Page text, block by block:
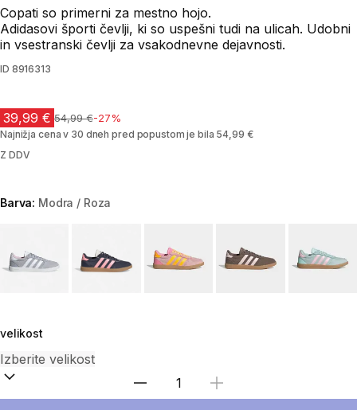
Copati so primerni za mestno hojo.
Adidasovi športi čevlji, ki so uspešni tudi na ulicah. Udobni
in vsestranski čevlji za vsakodnevne dejavnosti.
ID 8916313
39,99 € Cena pred znižanjem
54,99 €-27%
Najnižja cena v 30 dneh pred popustom je bila 54,99 €
Z DDV
Barva: Modra / Roza
velikost
Izberite količino